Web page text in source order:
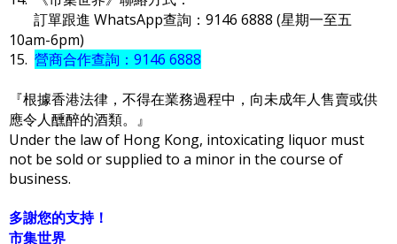
訂單跟進 WhatsApp查詢：9146 6888 (星期一至五
10am-6pm)
15. 營商合作查詢：9146 6888
『根據香港法律，不得在業務過程中，向未成年人售賣或供
應令人醺醉的酒類。』
Under the law of Hong Kong, intoxicating liquor must
not be sold or supplied to a minor in the course of
business.
多謝您的支持！
市集世界